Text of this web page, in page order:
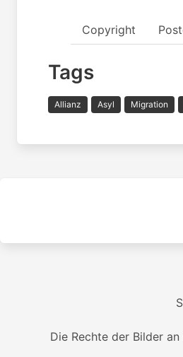
Copyright
Tags
Allianz Asyl Migration
Die Rechte der Bilder